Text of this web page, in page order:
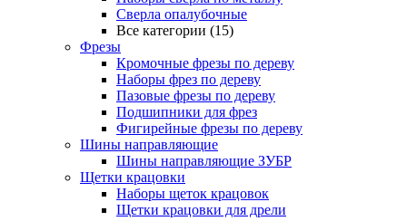
Сверла опалубочные
Все категории (15)
Фрезы
Кромочные фрезы по дереву
Наборы фрез по дереву
Пазовые фрезы по дереву
Подшипники для фрез
Фигирейные фрезы по дереву
Шины направляющие
Шины направляющие ЗУБР
Щетки крацовки
Наборы щеток крацовок
Щетки крацовки для дрели